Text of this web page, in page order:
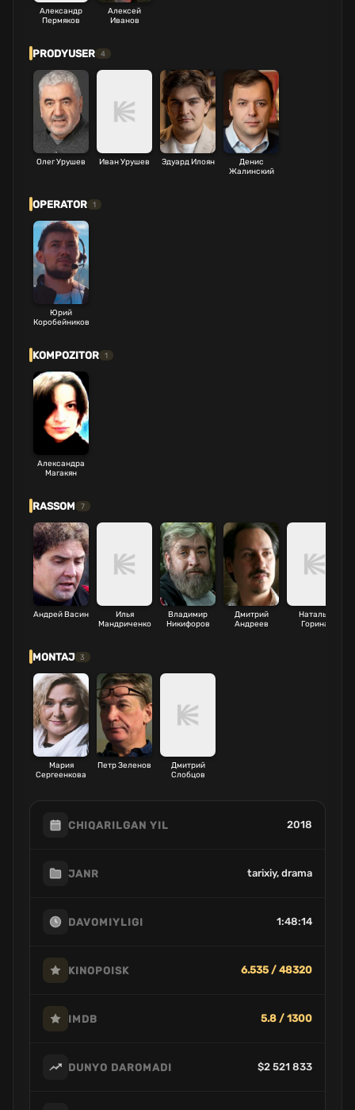
Александр
Пермяков
Алексей
Иванов
PRODYUSER 4
Олег Урушев Иван Урушев Эдуард Илоян
Денис
Жалинский
OPERATOR 1
Юрий
Коробейников
KOMPOZITOR 1
Александра
Магакян
RASSOM 7
Андрей Васин
Илья
Мандриченко
Владимир
Никифоров
Дмитрий
Андреев
Наталья
Горина
MONTAJ 3
Мария
Сергеенкова
Петр Зеленов
Дмитрий
Слобцов
CHIQARILGAN YIL 2018
JANR tarixiy, drama
DAVOMIYLIGI 1:48:14
KINOPOISK 6.535 / 48320
IMDB 5.8 / 1300
DUNYO DAROMADI $2 521 833